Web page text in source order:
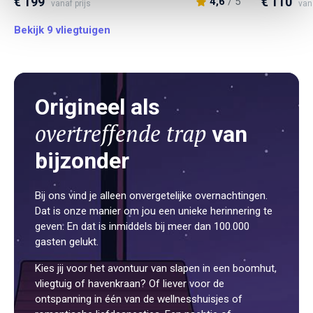
vanaf prijs
Bekijk 9 vliegtuigen
Origineel als
overtreffende trap van
bijzonder
Bij ons vind je alleen onvergetelijke overnachtingen.
Dat is onze manier om jou een unieke herinnering te
geven. En dat is inmiddels bij meer dan 100.000
gasten gelukt.
Kies jij voor het avontuur van slapen in een boomhut,
vliegtuig of havenkraan? Of liever voor de
ontspanning in één van de wellnesshuisjes of